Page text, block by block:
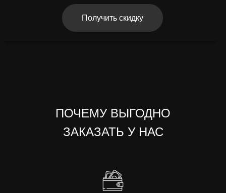
Получить скидку
ПОЧЕМУ ВЫГОДНО
ЗАКАЗАТЬ У НАС